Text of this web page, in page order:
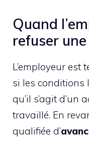
Quand
refuser
L’employeur est
si les conditions
qu’il s’agit d’un
travaillé. En
qualifiée d’